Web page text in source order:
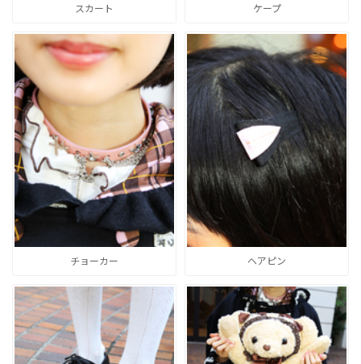
スカート ケープ
チョーカー ヘアピン